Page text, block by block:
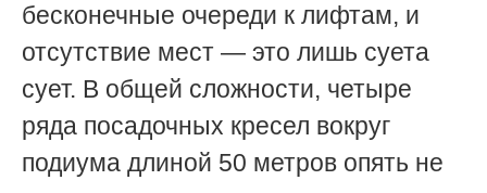
бесконечные очереди к лифтам, и
отсутствие мест — это лишь суета
сует. В общей сложности, четыре
ряда посадочных кресел вокруг
подиума длиной 50 метров опять не